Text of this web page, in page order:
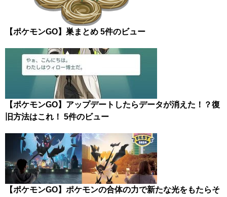
【ポケモンGO】巣まとめ 5件のビュー
【ポケモンGO】アップデートしたらデータが消えた！？復
旧方法はこれ！ 5件のビュー
【ポケモンGO】ポケモンの合体の力で新たな光をもたらそ